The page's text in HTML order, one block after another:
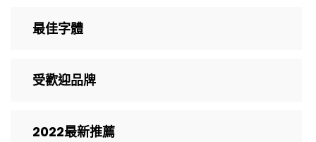
最佳字體
受歡迎品牌
2022最新推薦